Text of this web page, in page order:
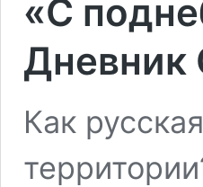
«С
Дневник
Как